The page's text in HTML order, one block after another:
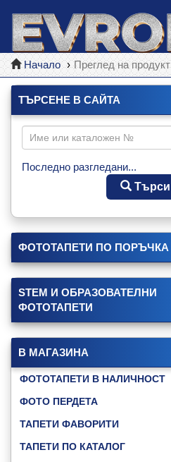
Начало Преглед на продукт
ТЪРСЕНЕ В САЙТА
Последно разгледани...
Търси
ФОТОТАПЕТИ ПО ПОРЪЧКА
STEM И ОБРАЗОВАТЕЛНИ
ФОТОТАПЕТИ
В МАГАЗИНА
ФОТОТАПЕТИ В НАЛИЧНОСТ
ФОТО ПЕРДЕТА
ТАПЕТИ ФАВОРИТИ
ТАПЕТИ ПО КАТАЛОГ